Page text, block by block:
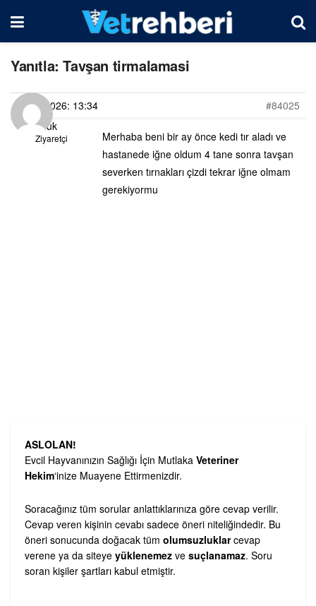
Yanıtla: Tavşan tirmalamasi
25/06/2026: 13:34
#84025
Ufuk
Ziyaretçi
Merhaba beni bir ay önce kedi tır aladı ve
hastanede iğne oldum 4 tane sonra tavşan
severken tırnakları çizdi tekrar iğne olmam
gerekiyormu
ASLOLAN!
Evcil Hayvanınızın Sağlığı İçin Mutlaka Veteriner
Hekim‘inize Muayene Ettirmenizdir.
Soracağınız tüm sorular anlattıklarınıza göre cevap verilir.
Cevap veren kişinin cevabı sadece öneri niteliğindedir. Bu
öneri sonucunda doğacak tüm olumsuzluklarcevap
verene ya da siteye yüklenemez ve suçlanamaz. Soru
soran kişiler şartları kabul etmiştir.